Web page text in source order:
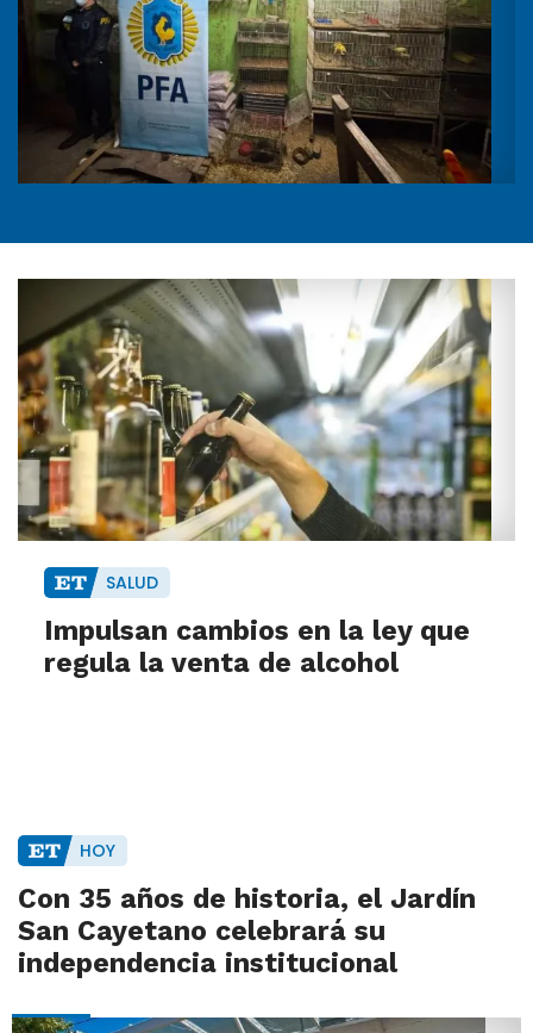
SALUD
Impulsan cambios en la ley que
regula la venta de alcohol
HOY
Con 35 años de historia, el Jardín
San Cayetano celebrará su
independencia institucional